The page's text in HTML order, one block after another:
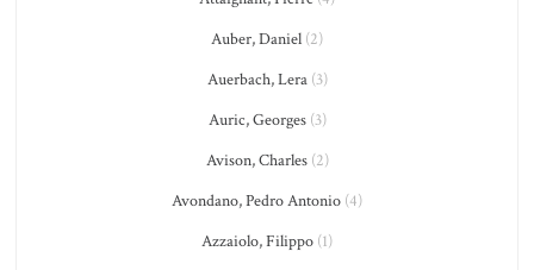
Auber, Daniel (2)
Auerbach, Lera(3)
Auric, Georges(3)
Avison, Charles(2)
Avondano, Pedro Antonio (4)
Azzaiolo, Filippo (1)